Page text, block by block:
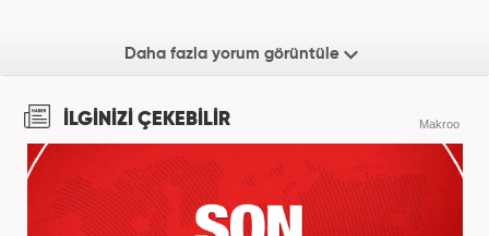
Daha fazla yorum görüntüle
İLGİNİZİ ÇEKEBİLİR Makroo